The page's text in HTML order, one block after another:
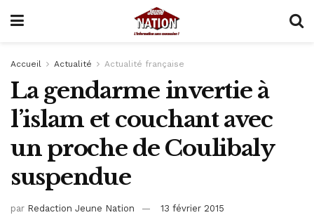
Accueil Actualité Actualité française
La gendarme invertie à
l’islam et couchant avec
un proche de Coulibaly
suspendue
par Redaction Jeune Nation 13 février 2015